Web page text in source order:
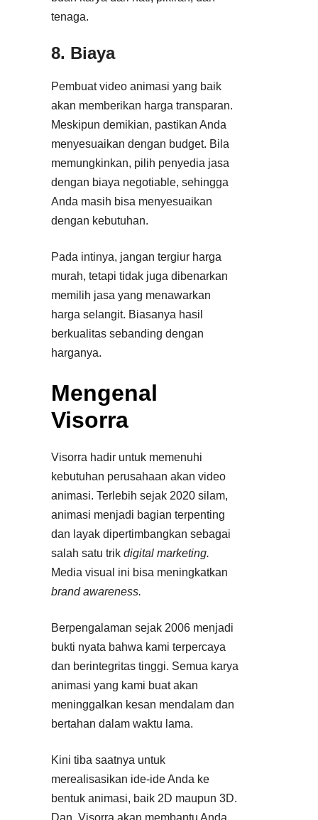
tenaga.
8. Biaya
Pembuat video animasi yang baik
akan memberikan harga transparan.
Meskipun demikian, pastikan Anda
menyesuaikan dengan budget. Bila
memungkinkan, pilih penyedia jasa
dengan biaya negotiable, sehingga
Anda masih bisa menyesuaikan
dengan kebutuhan.
Pada intinya, jangan tergiur harga
murah, tetapi tidak juga dibenarkan
memilih jasa yang menawarkan
harga selangit. Biasanya hasil
berkualitas sebanding dengan
harganya.
Mengenal
Visorra
Visorra hadir untuk memenuhi
kebutuhan perusahaan akan video
animasi. Terlebih sejak 2020 silam,
animasi menjadi bagian terpenting
dan layak dipertimbangkan sebagai
salah satu trik digital marketing.
Media visual ini bisa meningkatkan
brand awareness.
Berpengalaman sejak 2006 menjadi
bukti nyata bahwa kami terpercaya
dan berintegritas tinggi. Semua karya
animasi yang kami buat akan
meninggalkan kesan mendalam dan
bertahan dalam waktu lama.
Kini tiba saatnya untuk
merealisasikan ide-ide Anda ke
bentuk animasi, baik 2D maupun 3D.